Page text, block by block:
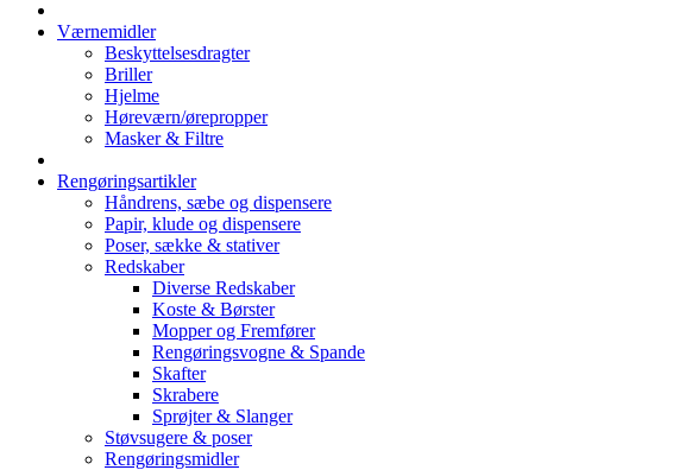
Værnemidler
Beskyttelsesdragter
Briller
Hjelme
Høreværn/ørepropper
Masker & Filtre
Rengøringsartikler
Håndrens, sæbe og dispensere
Papir, klude og dispensere
Poser, sække & stativer
Redskaber
Diverse Redskaber
Koste & Børster
Mopper og Fremfører
Rengøringsvogne & Spande
Skafter
Skrabere
Sprøjter & Slanger
Støvsugere & poser
Rengøringsmidler